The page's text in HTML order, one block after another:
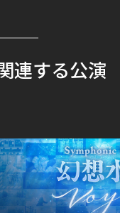
連する公演